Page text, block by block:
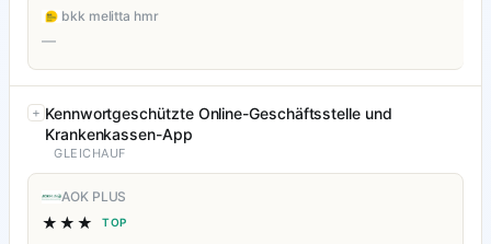
bkk melitta hmr
—
Kennwortgeschützte Online-Geschäftsstelle und
Krankenkassen-App
GLEICHAUF
AOK PLUS
★★★ TOP